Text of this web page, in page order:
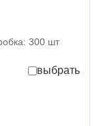
300 шт
выбрать